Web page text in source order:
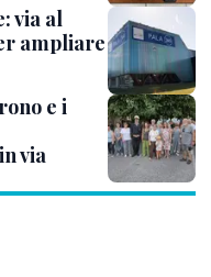
via al
ampliare
e i
via